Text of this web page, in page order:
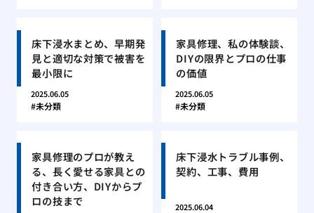
床下浸水まとめ、早期発
見と適切な対策で被害を
最小限に
2025.06.05
未分類
家具修理、私の体験談、
DIYの限界とプロの仕事
の価値
2025.06.05
未分類
家具修理のプロが教え
る、長く愛せる家具との
付き合い方、DIYからプ
ロの技まで
床下浸水トラブル事例、
契約、工事、費用
2025.06.04